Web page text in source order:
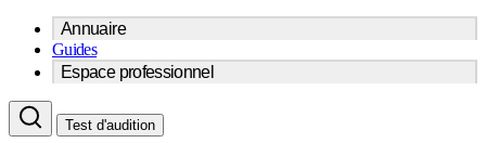
Annuaire
Trouvez un professionnel de l'audition
Centre d'audioprothèse
Médecins ORL & Phoniatres
Guides
Espace professionnel
Acteurs et services
Fournisseurs
Test d'audition